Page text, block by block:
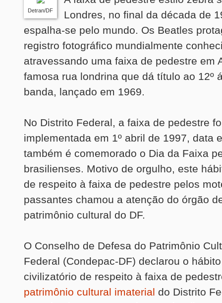
Detran/DF
Londres, no final da década de
espalha-se pelo mundo. Os Beatles
registro fotográfico mundialmente
atravessando uma faixa de pedestre em
famosa rua londrina que dá título ao 12º
banda, lançado em 1969.
No Distrito Federal, a faixa de pedestre
implementada em 1º abril de 1997, data
também é comemorado o Dia da Faixa
brasilienses. Motivo de orgulho, este
de respeito à faixa de pedestre pelos
passantes chamou a atenção do órgão
patrimônio cultural do DF.
O Conselho de Defesa do Patrimônio
Federal (Condepac-DF) declarou o
civilizatório de respeito à faixa de
patrimônio cultural imaterial do Distrito